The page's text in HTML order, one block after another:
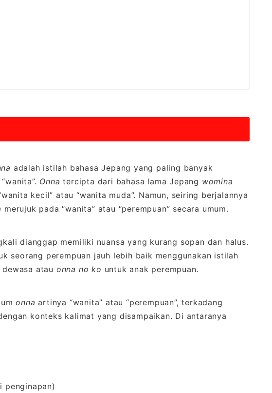
adalah istilah bahasa Jepang yang paling banyak
Onnatercipta dari bahasa lama Jepang womina
kecil” atau “wanita muda”. Namun, seiring berjalannya
merujuk pada “wanita” atau “perempuan” secara umum.
dianggap memiliki nuansa yang kurang sopan dan halus.
seorang perempuan jauh lebih baik menggunakan istilah
atau onna no ko untuk anak perempuan.
onna artinya “wanita” atau “perempuan”, terkadang
konteks kalimat yang disampaikan. Di antaranya
penginapan)